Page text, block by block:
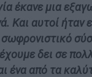
έκανε μια
Και αυτοί ήταν
δει σε
ένα από τα